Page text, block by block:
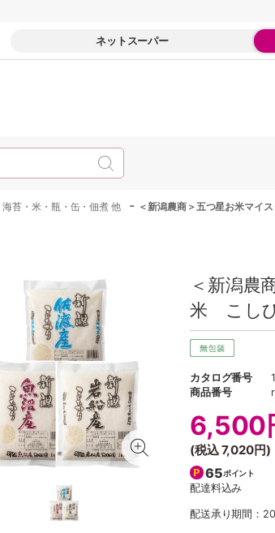
ネットスーパー
海苔・米・瓶・缶・佃煮 他 - ＜新潟農商＞五つ星お米マイ
＜新潟農
米 こし
カタログ番号
商品番号
6,500
(税込7,020円)
65ポイント
配達料込み
配送承り期間：